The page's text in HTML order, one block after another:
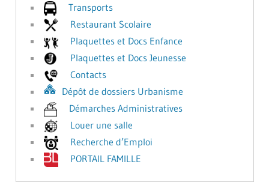
Transports
Restaurant Scolaire
Plaquettes et Docs Enfance
Plaquettes et Docs Jeunesse
Contacts
Dépôt de dossiers Urbanisme
Démarches Administratives
Louer une salle
Recherche d’Emploi
PORTAIL FAMILLE